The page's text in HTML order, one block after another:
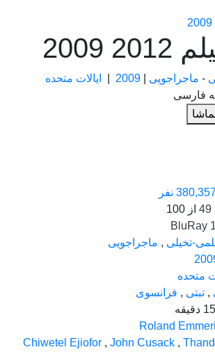
2009
- ماجراجویی 2009
ایالات متحده
فارسی
49 از 100
BluRay
تخیلی , ماجراجویی
متحده
, تبتی , فرانسوی
Roland
Chiwetel Ejiofor , John Cusack ,